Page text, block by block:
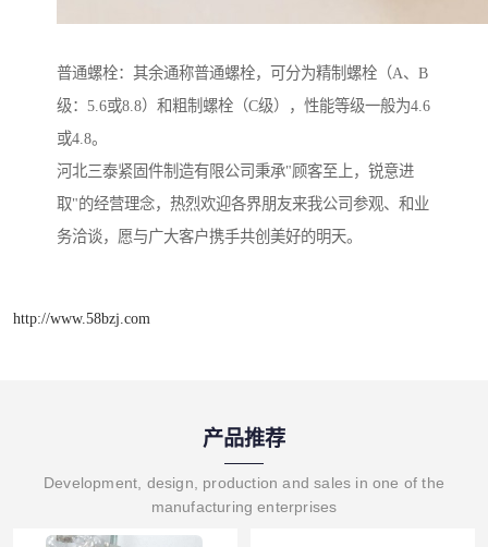
普通螺栓：其余通称普通螺栓，可分为精制螺栓（A、B
级：5.6或8.8）和粗制螺栓（C级），性能等级一般为4.6
或4.8。
河北三泰紧固件制造有限公司秉承"顾客至上，锐意进
取"的经营理念，热烈欢迎各界朋友来我公司参观、和业
务洽谈，愿与广大客户携手共创美好的明天。
http://www.58bzj.com
产品推荐
Development, design, production and sales in one of the
manufacturing enterprises